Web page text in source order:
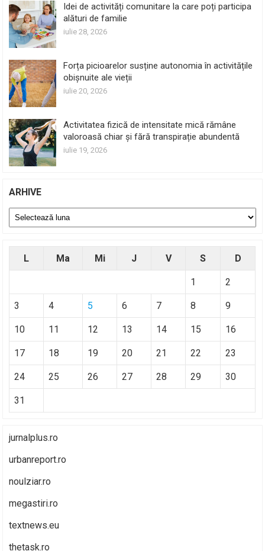
Idei de activități comunitare la care poți participa
alături de familie
iulie 28, 2026
Forța picioarelor susține autonomia în activitățile
obișnuite ale vieții
iulie 20, 2026
Activitatea fizică de intensitate mică rămâne
valoroasă chiar și fără transpirație abundentă
iulie 19, 2026
ARHIVE
Arhive
L Ma Mi J V S D
1 2
3 4 5 6 7 8 9
10 11 12 13 14 15 16
17 18 19 20 21 22 23
24 25 26 27 28 29 30
31
jurnalplus.ro
urbanreport.ro
noulziar.ro
megastiri.ro
textnews.eu
thetask.ro